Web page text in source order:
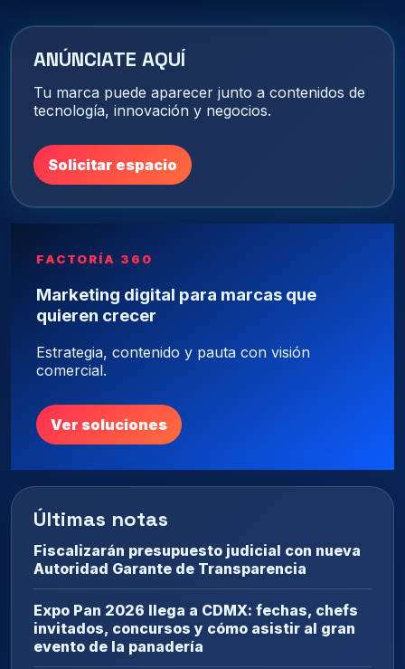
ANÚNCIATE AQUÍ
Tu marca puede aparecer junto a contenidos de
tecnología, innovación y negocios.
Solicitar espacio
FACTORÍA 360
Marketing digital para marcas que
quieren crecer
Estrategia, contenido y pauta con visión
comercial.
Ver soluciones
Últimas notas
Fiscalizarán presupuesto judicial con nueva
Autoridad Garante de Transparencia
Expo Pan 2026 llega a CDMX: fechas, chefs
invitados, concursos y cómo asistir al gran
evento de la panadería